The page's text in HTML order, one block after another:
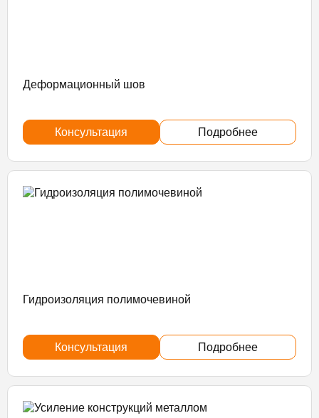
Деформационный шов
Консультация Подробнее
Гидроизоляция полимочевиной
Консультация Подробнее